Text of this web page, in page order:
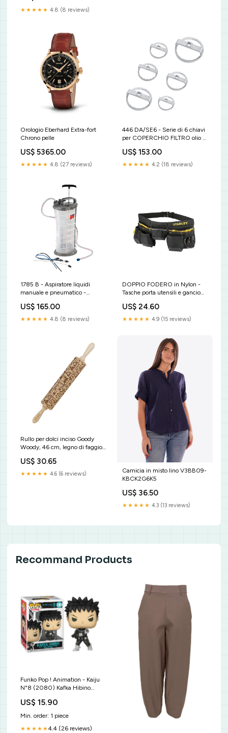
★★★★★ 4.8 (8 reviews)
Orologio Eberhard Extra-fort
Chrono pelle
US$ 5365.00
★★★★★ 4.8 (27 reviews)
446 DA/SE6 - Serie di 6 chiavi
per COPERCHIO FILTRO olio -
Falegnameria
US$ 153.00
★★★★★ 4.2 (18 reviews)
1785 B - Aspiratore liquidi
manuale e pneumatico -
U17850005 ruote ponteggi
US$ 165.00
★★★★★ 4.8 (8 reviews)
DOPPIO FODERO in Nylon -
Tasche porta utensili e gancio
178 infrastructure
US$ 24.60
★★★★★ 4.9 (15 reviews)
Rullo per dolci inciso Goody
Woody, 46 cm, legno di faggio,
US$ 30.65
★★★★★ 4.6 (6 reviews)
Camicia in misto lino V3BB09-
KBCK2G6K5
US$ 36.50
★★★★★ 4.3 (13 reviews)
Recommand Products
Funko Pop ! Animation - Kaiju
N°8 (2080) Kafka Hibino
GAMES - APEX LEGENDS
(871) OCTANE VINYL FIGURE
9CM STATUETTA STATUA
US$ 15.90
Min. order: 1 piece
★★★★★4.4 (26 reviews)